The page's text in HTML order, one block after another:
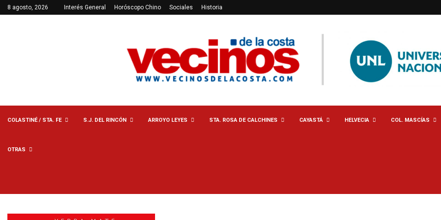
8 agosto, 2026 Interés General Horóscopo Chino Sociales Historia
COLASTINÉ / STA. FE S.J. DEL RINCÓN ARROYO LEYES STA. ROSA DE CALCHINES CAYASTÁ HELVECIA COL. MASCÍAS
OTRAS